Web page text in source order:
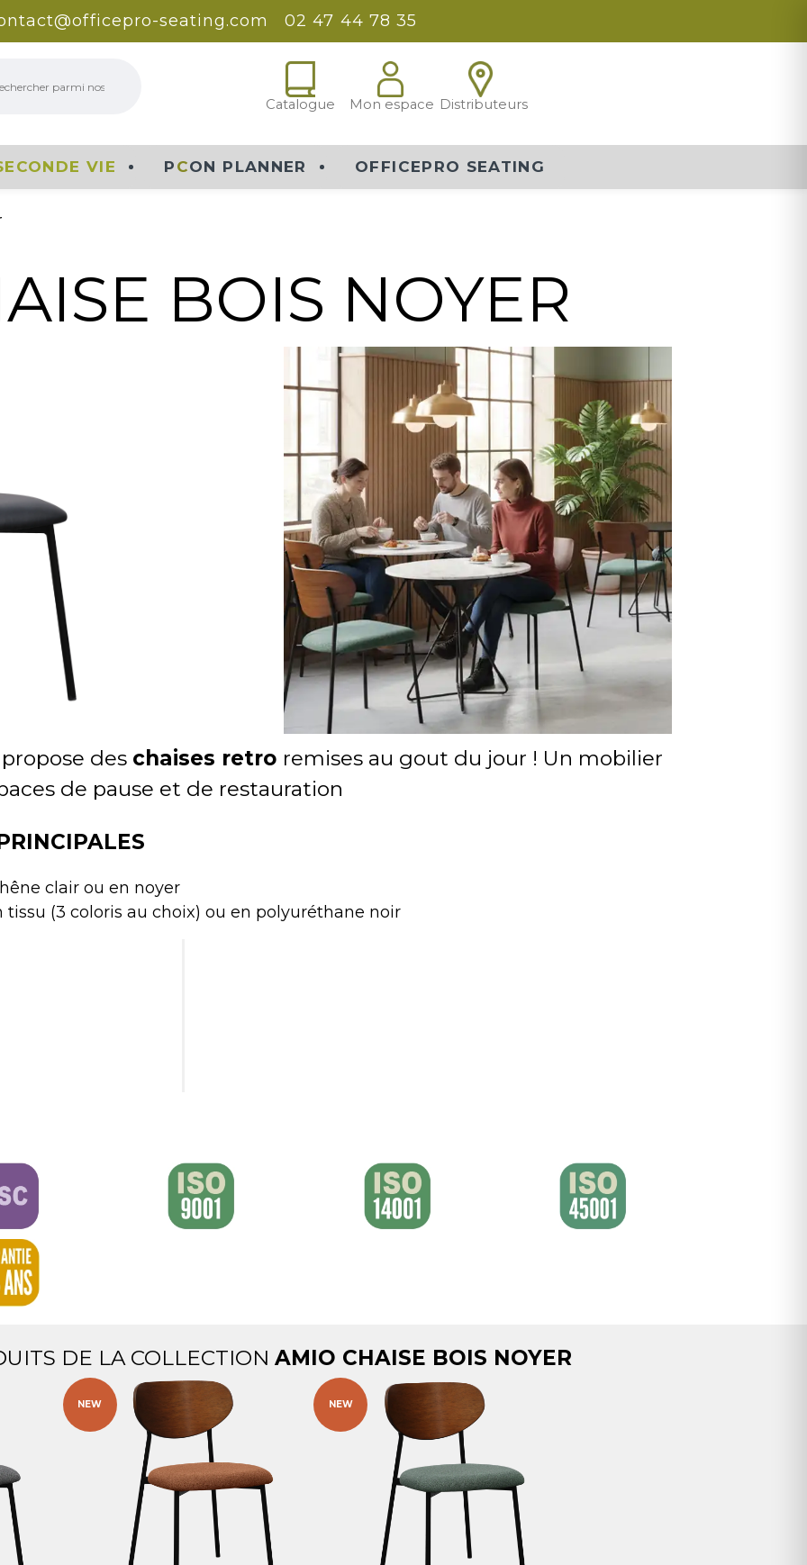
seating.com 02 47 44 78 35
Catalogue Mon espace Distributeurs
VIE P CON PLANNER OFFICEPRO SEATING
BOIS NOYER
des chaises retro remises au gout du jour ! Un mobilier
de pause et de restauration
clair ou en noyer
tissu (3 coloris au choix) ou en polyuréthane noir
DE LA COLLECTION AMIO CHAISE BOIS NOYER
NEW NEW